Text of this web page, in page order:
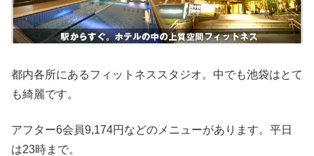
都内各所にあるフィットネススタジオ。中でも池袋はとて
も綺麗です。
アフター6会員9,174円などのメニューがあります。平日
は23時まで。